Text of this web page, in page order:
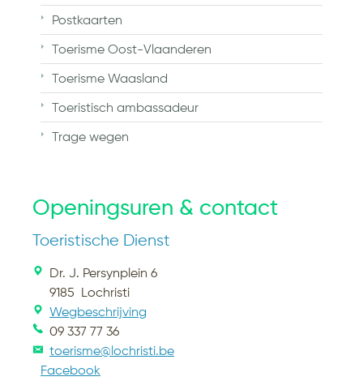
Postkaarten
Toerisme Oost-Vlaanderen
Toerisme Waasland
Toeristisch ambassadeur
Trage wegen
Openingsuren & contact
Toeristische Dienst
Dr. J. Persynplein 6
9185
Lochristi
Wegbeschrijving
09 337 77 36
toerisme@lochristi.be
Facebook